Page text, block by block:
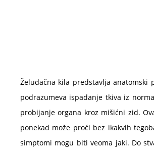
Želudačna kila predstavlja anatomski
podrazumeva ispadanje tkiva iz
probijanje organa kroz mišićni zid.
ponekad može proći bez ikakvih
simptomi mogu biti veoma jaki. Do